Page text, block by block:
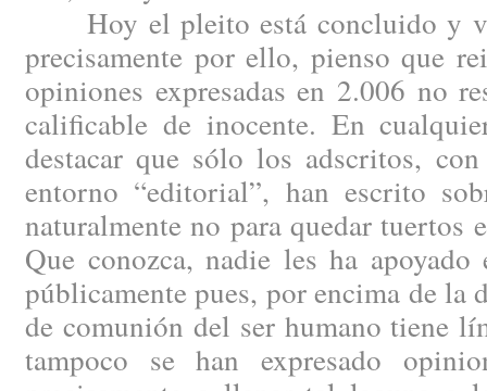
Hoy el pleito está concluido y
precisamente por ello, pienso que
opiniones expresadas en 2.006 no
calificable de inocente. En
destacar que sólo los adscritos,
entorno “editorial”, han escrito
naturalmente no para quedar tuertos
Que conozca, nadie les ha
públicamente pues, por encima de la
de comunión del ser humano tiene
tampoco se han expresado